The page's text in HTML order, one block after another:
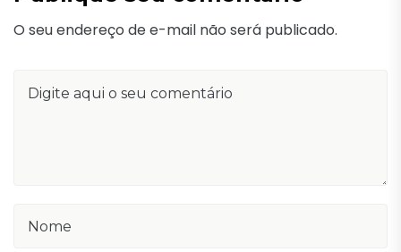
O seu endereço de e-mail não será publicado.